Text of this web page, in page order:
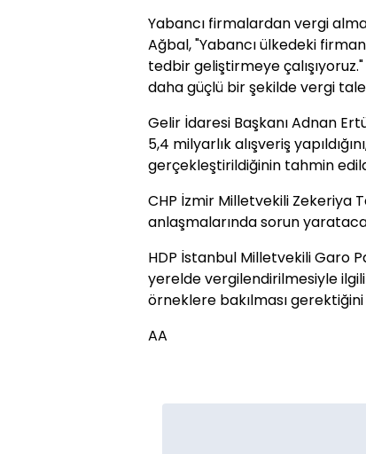
Yabancı firmalardan vergi
Ağbal, "Yabancı ülkedeki
tedbir geliştirmeye
daha güçlü bir şekilde vergi
Gelir İdaresi Başkanı Adnan
5,4 milyarlık alışveriş
gerçekleştirildiğinin tahmin
CHP İzmir Milletvekili Zekeriya
anlaşmalarında sorun
HDP İstanbul Milletvekili Garo
yerelde vergilendirilmesiyle
örneklere bakılması gerektiğini
AA